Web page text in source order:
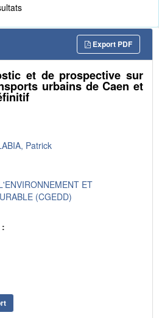
Export PDF
et de prospective sur
urbains de Caen et
Patrick
ET
(CGEDD)